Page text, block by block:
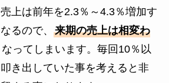
上は前年を2.3％～4.3％増加す
るので、
来期の売上は相変わ
ってしまいます。毎回10％以
き出していた事を考えると非